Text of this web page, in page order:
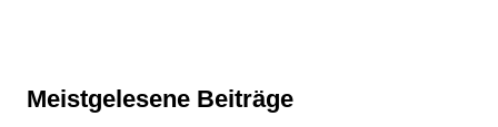
Meistgelesene Beiträge